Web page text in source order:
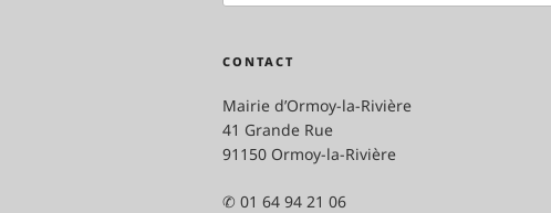
:
CONTACT
Mairie d’Ormoy-la-Rivière
41 Grande Rue
91150 Ormoy-la-Rivière
✆ 01 64 94 21 06